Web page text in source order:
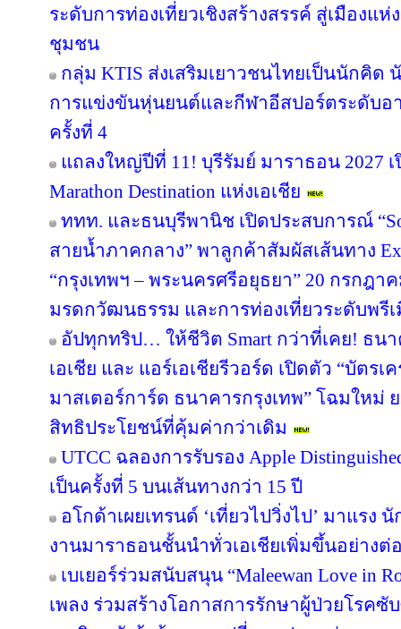
ระดับการท่องเที่ยวเชิงสร้างสรรค์ สู่เมืองแ
ชุมชน
กลุ่ม KTIS ส่งเสริมเยาวชนไทยเป็นนักคิด
การแข่งขันหุ่นยนต์และกีฬาอีสปอร์ตระดับอ
ครั้งที่ 4
แถลงใหญ่ปีที่ 11! บุรีรัมย์ มาราธอน 2027
Marathon Destination แห่งเอเชีย
ททท. และธนบุรีพานิช เปิดประสบการณ์
สายน้ำภาคกลาง” พาลูกค้าสัมผัสเส้นทาง
“กรุงเทพฯ – พระนครศรีอยุธยา” 20 กรกฎ
มรดกวัฒนธรรม และการท่องเที่ยวระดับพรี
อัปทุกทริป… ให้ชีวิต Smart กว่าที่เคย! ธน
เอเชีย และ แอร์เอเชียรีวอร์ด เปิดตัว “บัตร
มาสเตอร์การ์ด ธนาคารกรุงเทพ” โฉมใหม่
สิทธิประโยชน์ที่คุ้มค่ากว่าเดิม
UTCC ฉลองการรับรอง Apple
เป็นครั้งที่ 5 บนเส้นทางกว่า 15 ปี
อโกด้าเผยเทรนด์ ‘เที่ยวไปวิ่งไป’ มาแรง
งานมาราธอนชั้นนำทั่วเอเชียเพิ่มขึ้นอย่างต่
เบเยอร์ร่วมสนับสนุน “Maleewan Love in
เพลง ร่วมสร้างโอกาสการรักษาผู้ป่วยโรค